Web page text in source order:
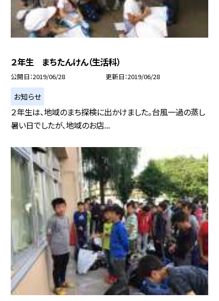
２年生 まちたんけん（生活科）
公開日 2019/06/28 更新日 2019/06/28
お知らせ
２年生は、地域のまち探検に出かけました。台風一過の蒸し
暑い日でしたが、地域のお店...